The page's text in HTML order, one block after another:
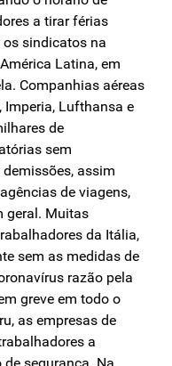
a tirar férias
sindicatos na
Latina, em
Companhias aéreas
Lufthansa e
de
sem
assim
de viagens,
geral. Muitas
da Itália,
sem as medidas de
razão pela
greve em todo o
as empresas de
a